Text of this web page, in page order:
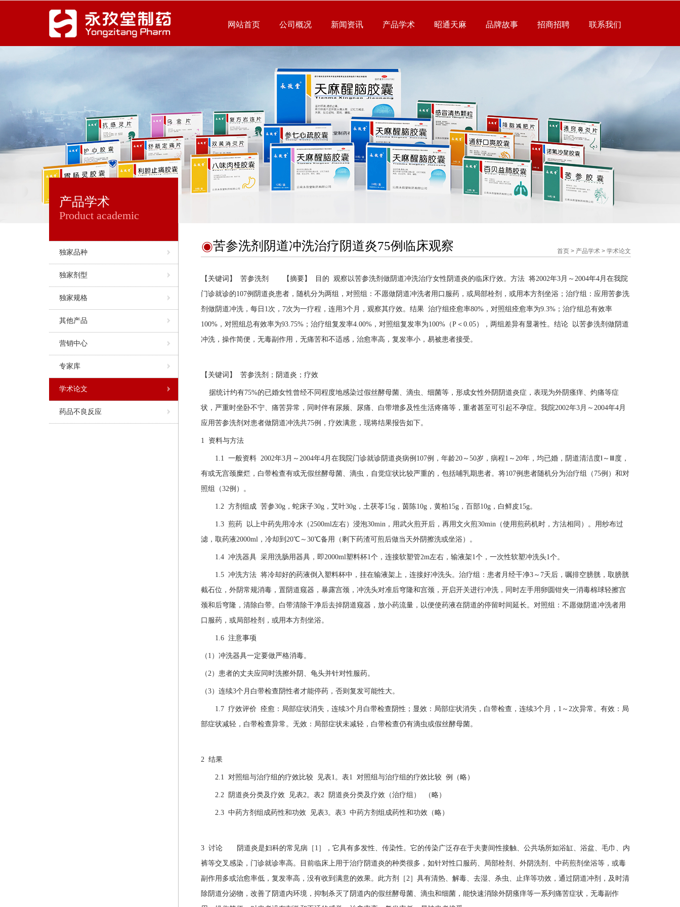
网站首页 公司概况 新闻资讯 产品学术 昭通天麻 品牌故事 招商招聘 联系我们
产品学术
Product academic
独家品种
独家剂型
独家规格
其他产品
营销中心
专家库
学术论文
药品不良反应
首页 > 产品学术 > 学术论文
苦参洗剂阴道冲洗治疗阴道炎75例临床观察
【关键词】 苦参洗剂 【摘要】 目的 观察以苦参洗剂做阴道冲洗治疗女性阴道炎的临床疗效。方法 将2002年3月～2004年4月在我院
门诊就诊的107例阴道炎患者，随机分为两组，对照组：不愿做阴道冲洗者用口服药，或局部栓剂，或用本方剂坐浴；治疗组：应用苦参洗
剂做阴道冲洗，每日1次，7次为一疗程，连用3个月，观察其疗效。结果 治疗组痊愈率80%，对照组痊愈率为9.3%；治疗组总有效率
100%，对照组总有效率为93.75%；治疗组复发率4.00%，对照组复发率为100%（P＜0.05），两组差异有显著性。结论 以苦参洗剂做阴道
冲洗，操作简便，无毒副作用，无痛苦和不适感，治愈率高，复发率小，易被患者接受。
【关键词】 苦参洗剂；阴道炎；疗效
据统计约有75%的已婚女性曾经不同程度地感染过假丝酵母菌、滴虫、细菌等，形成女性外阴阴道炎症，表现为外阴瘙痒、灼痛等症
状，严重时坐卧不宁、痛苦异常，同时伴有尿频、尿痛、白带增多及性生活疼痛等，重者甚至可引起不孕症。我院2002年3月～2004年4月
应用苦参洗剂对患者做阴道冲洗共75例，疗效满意，现将结果报告如下。
1 资料与方法
1.1 一般资料 2002年3月～2004年4月在我院门诊就诊阴道炎病例107例，年龄20～50岁，病程1～20年，均已婚，阴道清洁度Ⅰ～Ⅲ度，
有或无宫颈糜烂，白带检查有或无假丝酵母菌、滴虫，自觉症状比较严重的，包括哺乳期患者。将107例患者随机分为治疗组（75例）和对
照组（32例）。
1.2 方剂组成 苦参30g，蛇床子30g，艾叶30g，土茯苓15g，茵陈10g，黄柏15g，百部10g，白鲜皮15g。
1.3 煎药 以上中药先用冷水（2500ml左右）浸泡30min，用武火煎开后，再用文火煎30min（使用煎药机时，方法相同）。用纱布过
滤，取药液2000ml，冷却到20℃～30℃备用（剩下药渣可煎后做当天外阴擦洗或坐浴）。
1.4 冲洗器具 采用洗肠用器具，即2000ml塑料杯1个，连接软塑管2m左右，输液架1个，一次性软塑冲洗头1个。
1.5 冲洗方法 将冷却好的药液倒入塑料杯中，挂在输液架上，连接好冲洗头。治疗组：患者月经干净3～7天后，嘱排空膀胱，取膀胱
截石位，外阴常规消毒，置阴道窥器，暴露宫颈，冲洗头对准后穹隆和宫颈，开启开关进行冲洗，同时左手用卵圆钳夹一消毒棉球轻擦宫
颈和后穹隆，清除白带。白带清除干净后去掉阴道窥器，放小药流量，以便使药液在阴道的停留时间延长。对照组：不愿做阴道冲洗者用
口服药，或局部栓剂，或用本方剂坐浴。
1.6 注意事项
（1）冲洗器具一定要做严格消毒。
（2）患者的丈夫应同时洗擦外阴、龟头并针对性服药。
（3）连续3个月白带检查阴性者才能停药，否则复发可能性大。
1.7 疗效评价 痊愈：局部症状消失，连续3个月白带检查阴性；显效：局部症状消失，白带检查，连续3个月，1～2次异常。有效：局
部症状减轻，白带检查异常。无效：局部症状未减轻，白带检查仍有滴虫或假丝酵母菌。
2 结果
2.1 对照组与治疗组的疗效比较 见表1。表1 对照组与治疗组的疗效比较 例（略）
2.2 阴道炎分类及疗效 见表2。表2 阴道炎分类及疗效（治疗组） （略）
2.3 中药方剂组成药性和功效 见表3。表3 中药方剂组成药性和功效（略）
3 讨论 阴道炎是妇科的常见病［1］，它具有多发性、传染性。它的传染广泛存在于夫妻间性接触、公共场所如浴缸、浴盆、毛巾、内
裤等交叉感染，门诊就诊率高。目前临床上用于治疗阴道炎的种类很多，如针对性口服药、局部栓剂、外阴洗剂、中药煎剂坐浴等，或毒
副作用多或治愈率低，复发率高，没有收到满意的效果。此方剂［2］具有清热、解毒、去湿、杀虫、止痒等功效，通过阴道冲剂，及时清
除阴道分泌物，改善了阴道内环境，抑制杀灭了阴道内的假丝酵母菌、滴虫和细菌，能快速消除外阴瘙痒等一系列痛苦症状，无毒副作